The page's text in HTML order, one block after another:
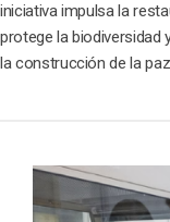
iniciativa impulsa la
protege la biodiversidad
la construcción de la